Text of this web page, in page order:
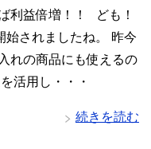
利益倍増！！ ども！
始されましたね。 昨今
れの商品にも使えるの
活用し・・・
続きを読む